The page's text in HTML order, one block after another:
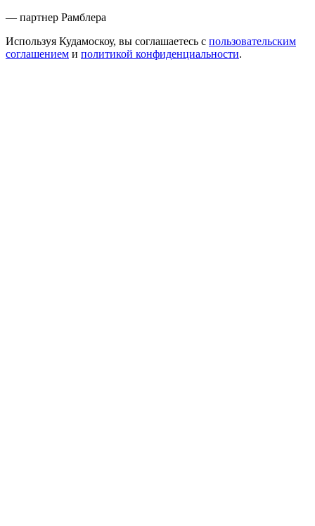
— партнер Рамблера
Используя Кудамоскоу, вы соглашаетесь с пользовательским
соглашением и политикой конфиденциальности.